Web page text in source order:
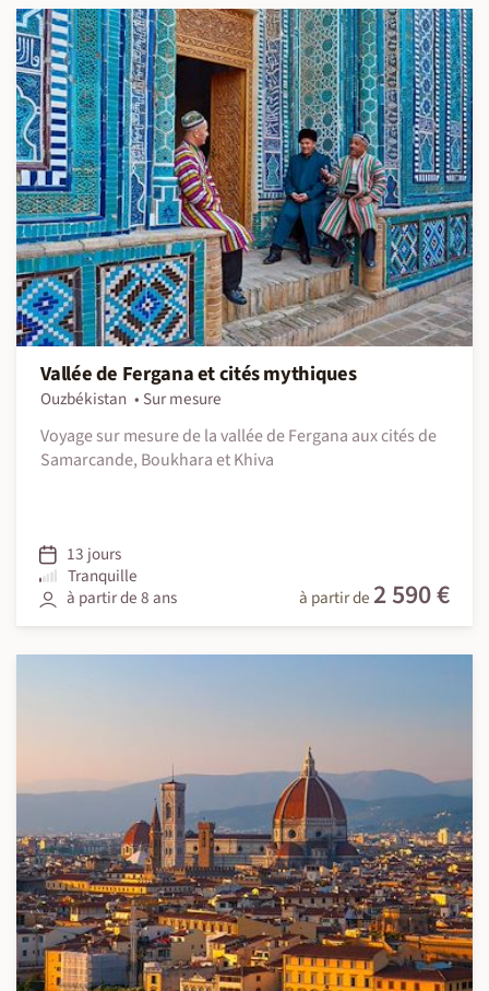
Vallée de Fergana et cités mythiques
Ouzbékistan
Sur mesure
Voyage sur mesure de la vallée de Fergana aux cités de
Samarcande, Boukhara et Khiva
13 jours
Tranquille
à partir de 8 ans
à partir de 2 590 €